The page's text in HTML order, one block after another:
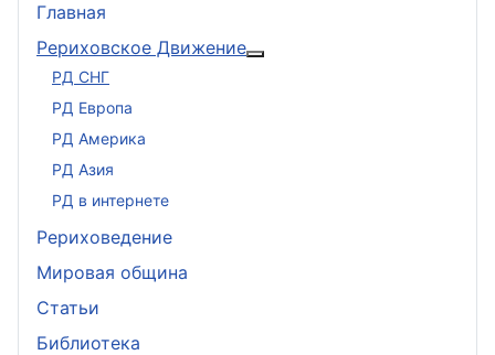
Главная
Рериховское Движение
РД СНГ
РД Европа
РД Америка
РД Азия
РД в интернете
Рериховедение
Мировая община
Статьи
Библиотека